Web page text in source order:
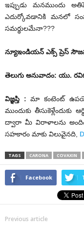
ఇప్పుడు మనముందు
ఎదుర్కోవడానికి మనలో
సమర్థులమేనా???
న్యూఇండియన్ ఎక్స్ ప్రెస్
తెలుగు అనువాదం: యు.
విజ్ఞ‌ప్తి :మా కంటెంట్
ముందుకు
ద్వారా మీ విరాళాలను
సహకారం మాకు విలువైనది,
TAGS CARONA COVAXIN
Facebook
Previous article